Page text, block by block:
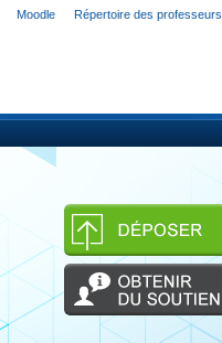
Moodle Répertoire des professeurs